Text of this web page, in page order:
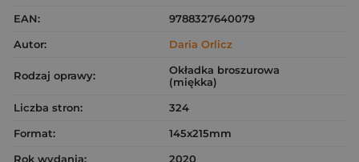
EAN:
9788327640079
Autor:
Daria Orlicz
Rodzaj oprawy:
Okładka broszurowa
(miękka)
Liczba stron:
324
Format:
145x215mm
Rok wydania:
2020